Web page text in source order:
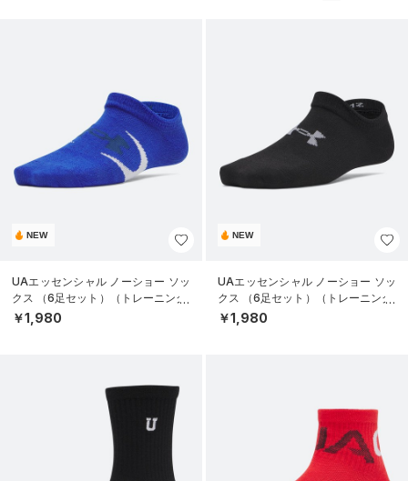
NEW
UAエッセンシャル ノーショー ソッ
クス （6足セット）（トレーニング/
KIDS）
￥1,980
NEW
UAエッセンシャル ノーショー ソッ
クス （6足セット）（トレーニング/
KIDS）
￥1,980